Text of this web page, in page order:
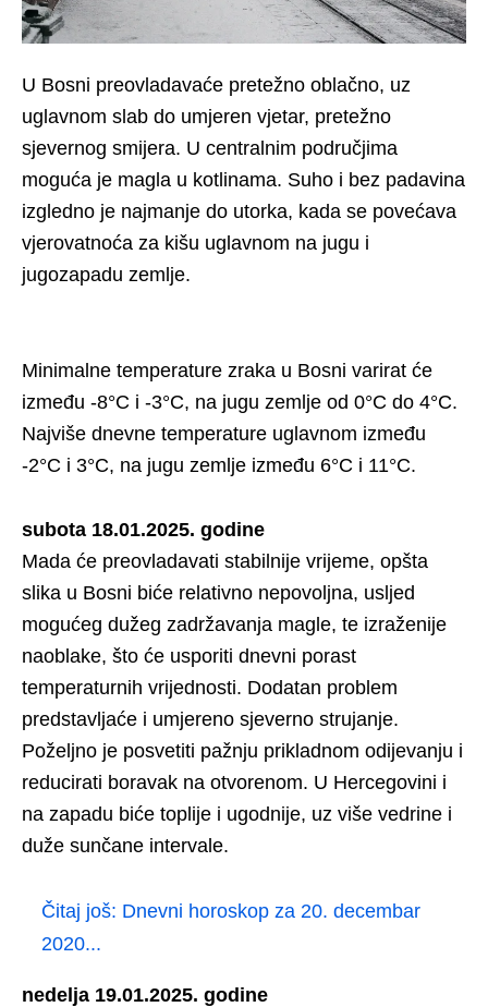
U Bosni preovladavaće pretežno oblačno, uz
uglavnom slab do umjeren vjetar, pretežno
sjevernog smijera. U centralnim područjima
moguća je magla u kotlinama. Suho i bez padavina
izgledno je najmanje do utorka, kada se povećava
vjerovatnoća za kišu uglavnom na jugu i
jugozapadu zemlje.
Minimalne temperature zraka u Bosni varirat će
između -8°C i -3°C, na jugu zemlje od 0°C do 4°C.
Najviše dnevne temperature uglavnom između
-2°C i 3°C, na jugu zemlje između 6°C i 11°C.
subota 18.01.2025. godine
Mada će preovladavati stabilnije vrijeme, opšta
slika u Bosni biće relativno nepovoljna, usljed
mogućeg dužeg zadržavanja magle, te izraženije
naoblake, što će usporiti dnevni porast
temperaturnih vrijednosti. Dodatan problem
predstavljaće i umjereno sjeverno strujanje.
Poželjno je posvetiti pažnju prikladnom odijevanju i
reducirati boravak na otvorenom. U Hercegovini i
na zapadu biće toplije i ugodnije, uz više vedrine i
duže sunčane intervale.
Čitaj još: Dnevni horoskop za 20. decembar
2020...
nedelja 19.01.2025. godine